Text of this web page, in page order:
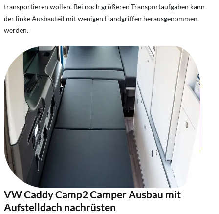
transportieren wollen. Bei noch größeren Transportaufgaben kann
der linke Ausbauteil mit wenigen Handgriffen herausgenommen
werden.
VW Caddy Camp2 Camper Ausbau mit
Aufstelldach nachrüsten